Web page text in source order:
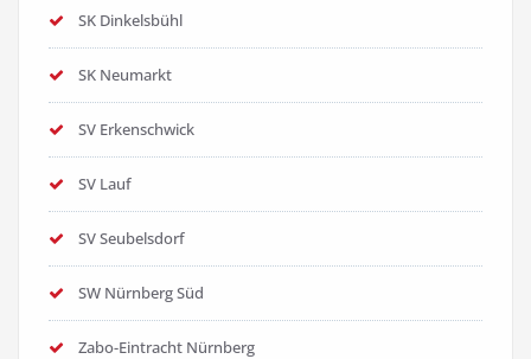
SK Dinkelsbühl
SK Neumarkt
SV Erkenschwick
SV Lauf
SV Seubelsdorf
SW Nürnberg Süd
Zabo-Eintracht Nürnberg